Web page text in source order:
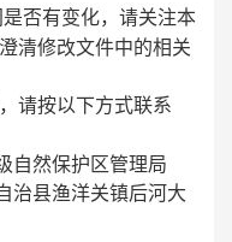
否有变化，请关注本
清修改文件中的相关
请按以下方式联系
自然保护区管理局
治县渔洋关镇后河大